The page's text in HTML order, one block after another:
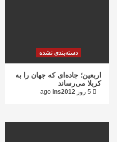
دسته‌بندی نشده
اربعین؛ جاده‌ای که جهان را به
کربلا می‌رساند
ins2012